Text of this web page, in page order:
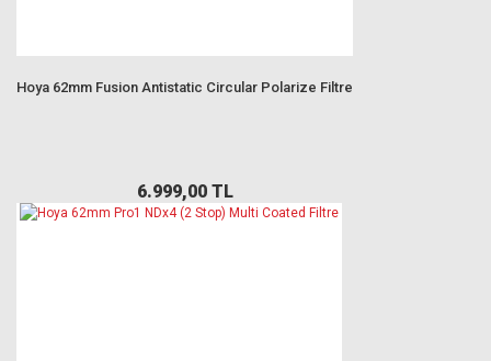
Hoya 62mm Fusion Antistatic Circular Polarize Filtre
6.999,00 TL